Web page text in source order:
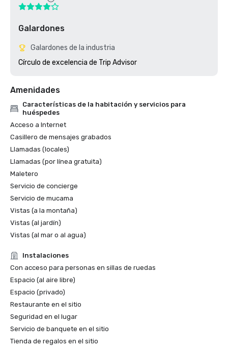
Galardones
Galardones de la industria
Círculo de excelencia de Trip Advisor
Amenidades
Características de la habitación y servicios para
huéspedes
Acceso a Internet
Casillero de mensajes grabados
Llamadas (locales)
Llamadas (por línea gratuita)
Maletero
Servicio de concierge
Servicio de mucama
Vistas (a la montaña)
Vistas (al jardín)
Vistas (al mar o al agua)
Instalaciones
Con acceso para personas en sillas de ruedas
Espacio (al aire libre)
Espacio (privado)
Restaurante en el sitio
Seguridad en el lugar
Servicio de banquete en el sitio
Tienda de regalos en el sitio